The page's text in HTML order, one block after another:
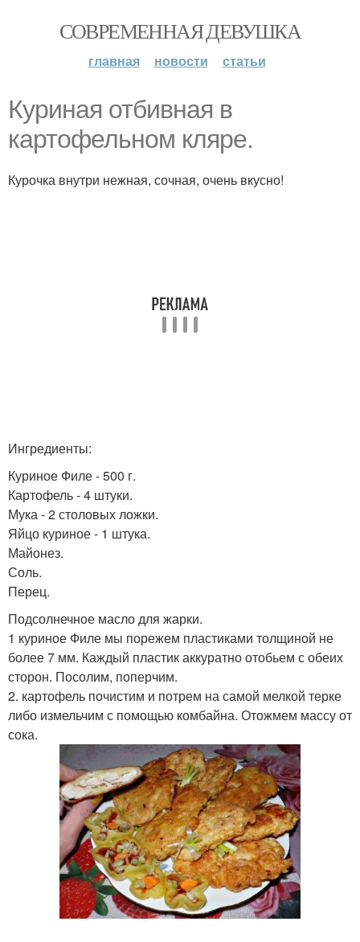
СОВРЕМЕННАЯ ДЕВУШКА
главная новости статьи
Куриная отбивная в
картофельном кляре.
Курочка внутри нежная, сочная, очень вкусно!
Ингредиенты:
Куриное Филе - 500 г.
Картофель - 4 штуки.
Мука - 2 столовых ложки.
Яйцо куриное - 1 штука.
Майонез.
Соль.
Перец.
Подсолнечное масло для жарки.
1 куриное Филе мы порежем пластиками толщиной не
более 7 мм. Каждый пластик аккуратно отобьем с обеих
сторон. Посолим, поперчим.
2. картофель почистим и потрем на самой мелкой терке
либо измельчим с помощью комбайна. Отожмем массу от
сока.